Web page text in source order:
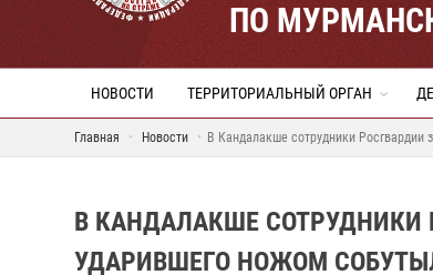
ПО
НОВОСТИ ТЕРРИТОРИАЛЬНЫЙ ОРГАН
Главная Новости В Кандалакше сотрудники
В КАНДАЛАКШЕ
УДАРИВШЕГО НОЖОМ